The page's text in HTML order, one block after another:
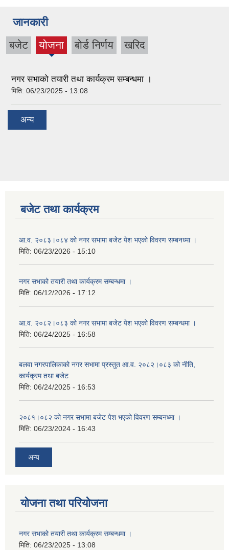
जानकारी
बजेट योजना
(active
बोर्ड निर्णय खरिद
नगर सभाको तयारी तथा कार्यक्रम सम्बन्धमा ।
मिति: 06/23/2025 - 13:08
अन्य
बजेट तथा कार्यक्रम
आ.व. २०८३।०८४ को नगर सभामा बजेट पेश भएको विवरण सम्बनध्मा ।
मिति: 06/23/2026 - 15:10
नगर सभाको तयारी तथा कार्यक्रम सम्बन्धमा ।
मिति: 06/12/2026 - 17:12
आ.व. २०८२।०८३ को नगर सभामा बजेट पेश भएको विवरण सम्बन्धमा ।
मिति: 06/24/2025 - 16:58
बलवा नगरपालिकाको नगर सभामा प्रस्तुत आ.व. २०८२।०८३ को नीति,
कार्यक्रम तथा बजेट
मिति: 06/24/2025 - 16:53
२०८१।०८२ को नगर सभामा बजेट पेश भएको विवरण सम्बनध्मा ।
मिति: 06/23/2024 - 16:43
अन्य
योजना तथा परियोजना
नगर सभाको तयारी तथा कार्यक्रम सम्बन्धमा ।
मिति: 06/23/2025 - 13:08